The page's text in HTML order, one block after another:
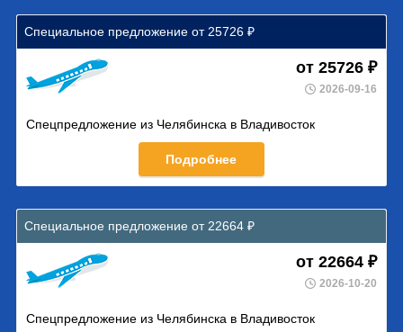
Специальное предложение от 25726 ₽
от 25726 ₽
2026-09-16
Спецпредложение из Челябинска в Владивосток
Подробнее
Специальное предложение от 22664 ₽
от 22664 ₽
2026-10-20
Спецпредложение из Челябинска в Владивосток